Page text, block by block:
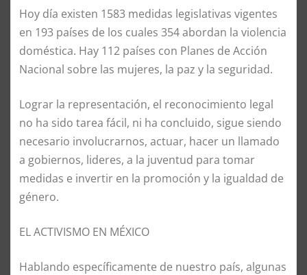
Hoy día existen 1583 medidas legislativas vigentes
en 193 países de los cuales 354 abordan la violencia
doméstica. Hay 112 países con Planes de Acción
Nacional sobre las mujeres, la paz y la seguridad.
Lograr la representación, el reconocimiento legal
no ha sido tarea fácil, ni ha concluido, sigue siendo
necesario involucrarnos, actuar, hacer un llamado
a gobiernos, lideres, a la juventud para tomar
medidas e invertir en la promoción y la igualdad de
género.
EL ACTIVISMO EN MÉXICO
Hablando específicamente de nuestro país, algunas